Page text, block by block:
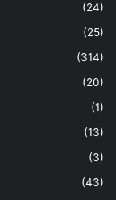
(24)
(25)
(314)
(20)
(1)
(13)
(3)
(43)